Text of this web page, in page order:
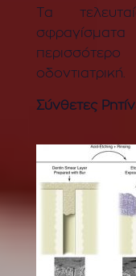
Τα
οδοντιατρική.
Σύνθετες